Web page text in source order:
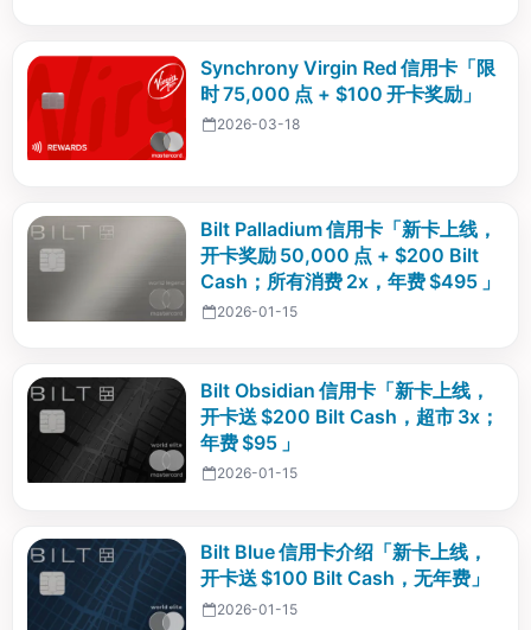
Synchrony Virgin Red 信用卡「限
时 75,000 点 + $100 开卡奖励」
2026-03-18
Bilt Palladium 信用卡「新卡上线，
开卡奖励 50,000 点 + $200 Bilt
Cash；所有消费 2x，年费 $495 」
2026-01-15
Bilt Obsidian 信用卡「新卡上线，
开卡送 $200 Bilt Cash，超市 3x；
年费 $95 」
2026-01-15
Bilt Blue 信用卡介绍「新卡上线，
开卡送 $100 Bilt Cash，无年费」
2026-01-15